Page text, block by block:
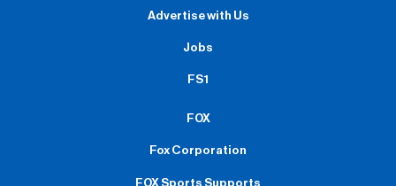
Advertise with Us
Jobs
FS1
FOX
Fox Corporation
FOX Sports Supports